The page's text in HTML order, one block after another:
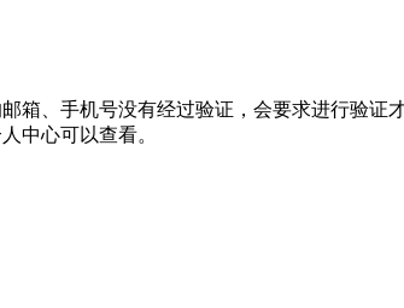
箱、手机号没有经过验证，会要求进行验
中心可以查看。